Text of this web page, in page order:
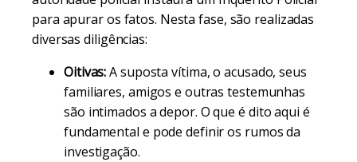
para apurar os fatos. Nesta fase, são realizadas
diversas diligências:
Oitivas:A suposta vítima, o acusado, seus
familiares, amigos e outras testemunhas
são intimados a depor. O que é dito aqui é
fundamental e pode definir os rumos da
investigação.